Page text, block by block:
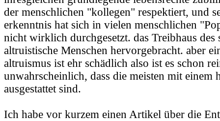
der menschlichen "kollegen" respektiert, und
erkenntnis hat sich in vielen menschlichen
nicht wirklich durchgesetzt. das Treibhaus des
altruistische Menschen hervorgebracht. aber
altruismus ist ehr schädlich also ist es schon
unwahrscheinlich, dass die meisten mit einem
ausgestattet sind.
Ich habe vor kurzem einen Artikel über die